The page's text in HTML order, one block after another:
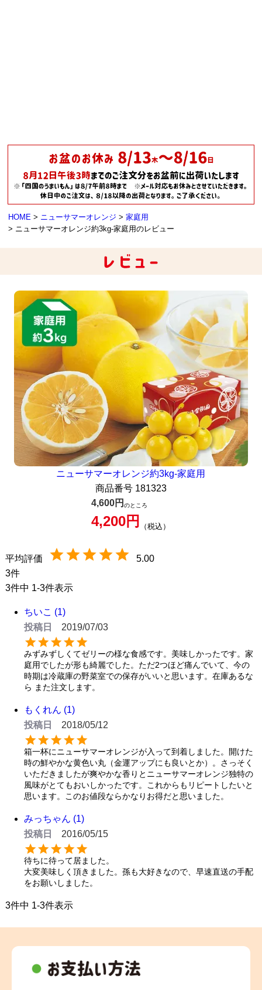
HOME ニューサマーオレンジ
家庭用
ニューサマーオレンジ約3kg-家庭用のレビュー
ニューサマーオレンジ約3kg-家庭用
商品番号 181323
4,600
のところ
4,200 税込
5.00
3
3件中 1-3件表示
ちいこ
1
投稿日
2019/07/03
みずみずしくてゼリーの様な食感です。美味しかったです。家
庭用でしたが形も綺麗でした。ただ2つほど痛んでいて、今の
時期は冷蔵庫の野菜室での保存がいいと思います。在庫あるな
ら また注文します。
もくれん 1
投稿日
2018/05/12
箱一杯にニューサマーオレンジが入って到着しました。開けた
時の鮮やかな黄色い丸（金運アップにも良いとか）。さっそく
いただきましたが爽やかな香りとニューサマーオレンジ独特の
風味がとてもおいしかったです。これからもリピートしたいと
思います。このお値段ならかなりお得だと思いました。
みっちゃん 1
投稿日
2016/05/15
待ちに待って居ました。
大変美味しく頂きました。孫も大好きなので、早速直送の手配
をお願いしました。
3件中 1-3件表示